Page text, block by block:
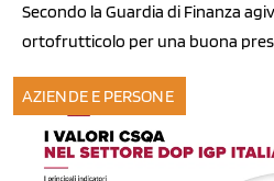
Secondo la Guardia di Finanza
ortofrutticolo per una buona
AZIENDE E PERSONE